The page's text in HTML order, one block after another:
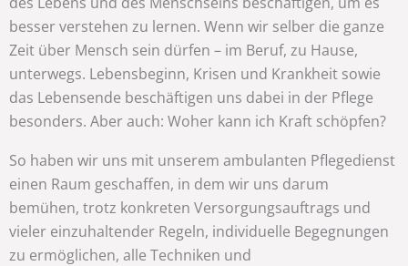
besser verstehen zu lernen. Wenn wir selber die ganze
Zeit über Mensch sein dürfen – im Beruf, zu Hause,
unterwegs. Lebensbeginn, Krisen und Krankheit sowie
das Lebensende beschäftigen uns dabei in der Pflege
besonders. Aber auch: Woher kann ich Kraft schöpfen?
So haben wir uns mit unserem ambulanten Pflegedienst
einen Raum geschaffen, in dem wir uns darum
bemühen, trotz konkreten Versorgungsauftrags und
vieler einzuhaltender Regeln, individuelle Begegnungen
zu ermöglichen, alle Techniken und